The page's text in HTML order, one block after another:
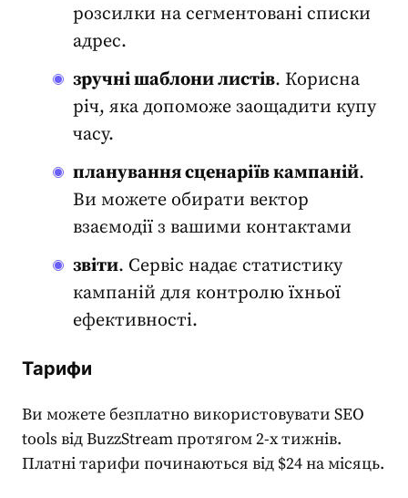
розсилки на сегментовані списки
адрес.
зручні шаблони листів. Корисна
річ, яка допоможе заощадити купу
часу.
планування сценаріїв кампаній.
Ви можете обирати вектор
взаємодії з вашими контактами
звіти. Сервіс надає статистику
кампаній для контролю їхньої
ефективності.
Тарифи
Ви можете безплатно використовувати SEO
tools від BuzzStream протягом 2-х тижнів.
Платні тарифи починаються від $24 на місяць.